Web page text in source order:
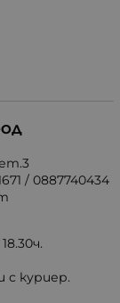
/ 0887740434
куриер.